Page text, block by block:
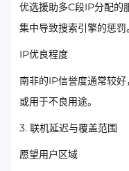
优选援助多C段IP分配的
集中导致搜索引擎的惩罚。
IP优良程度
南非的IP信誉度通常较
或用于不良用途。
3. 联机延迟与覆盖范围
愿望用户区域